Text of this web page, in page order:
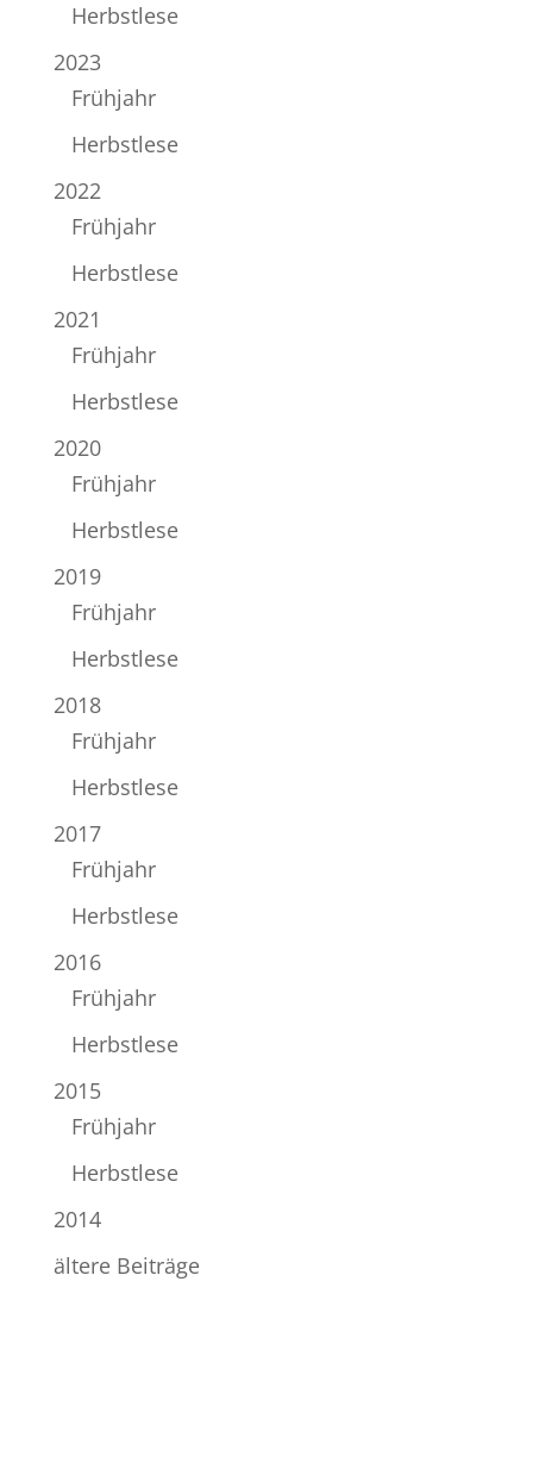
Herbstlese
2023
Frühjahr
Herbstlese
2022
Frühjahr
Herbstlese
2021
Frühjahr
Herbstlese
2020
Frühjahr
Herbstlese
2019
Frühjahr
Herbstlese
2018
Frühjahr
Herbstlese
2017
Frühjahr
Herbstlese
2016
Frühjahr
Herbstlese
2015
Frühjahr
Herbstlese
2014
ältere Beiträge